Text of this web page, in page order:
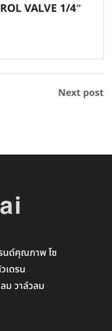
VALVE 1/4″
Next post
นด์คุณภาพ โซ
เดรน
ม วาล์วลม